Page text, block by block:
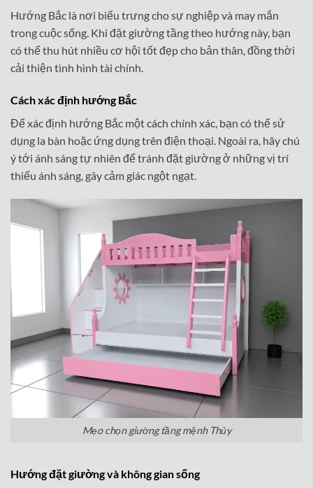
Hướng Bắc là nơi biểu trưng cho sự nghiệp và may mắn
trong cuộc sống. Khi đặt giường tầng theo hướng này, bạn
có thể thu hút nhiều cơ hội tốt đẹp cho bản thân, đồng thời
cải thiện tình hình tài chính.
Cách xác định hướng Bắc
Để xác định hướng Bắc một cách chính xác, bạn có thể sử
dụng la bàn hoặc ứng dụng trên điện thoại. Ngoài ra, hãy chú
ý tới ánh sáng tự nhiên để tránh đặt giường ở những vị trí
thiếu ánh sáng, gây cảm giác ngột ngạt.
Mẹo chọn giường tầng mệnh Thủy
Hướng đặt giường và không gian sống